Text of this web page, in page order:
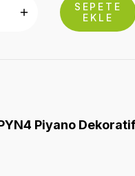
SEPETE
EKLE
Piyano Dekoratif